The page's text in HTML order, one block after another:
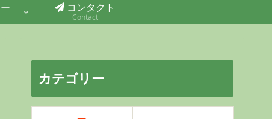
コンタクト
Contact
カテゴリー